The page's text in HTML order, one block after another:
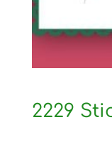
2229